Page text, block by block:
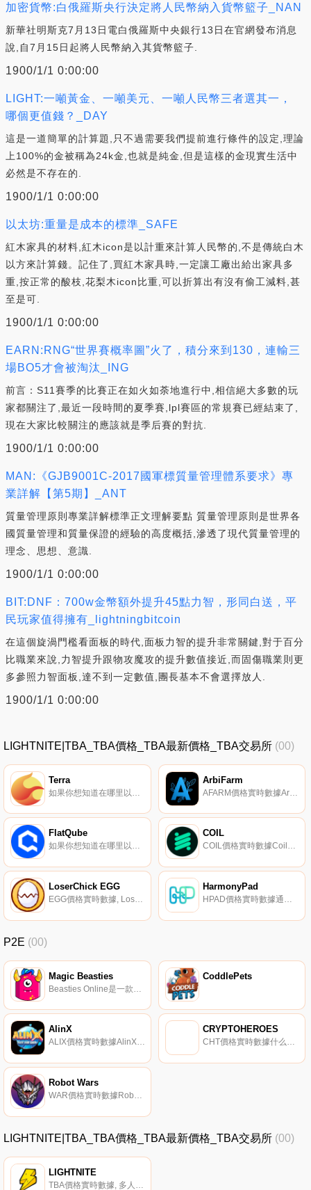
加密貨幣:白俄羅斯央行決定將人民幣納入貨幣籃子_NAN
新華社明斯克7月13日電白俄羅斯中央銀行13日在官網發布消息
說,自7月15日起將人民幣納入其貨幣籃子.
1900/1/1 0:00:00
LIGHT:一噸黃金、一噸美元、一噸人民幣三者選其一，
哪個更值錢？_DAY
這是一道簡單的計算題,只不過需要我們提前進行條件的設定,理論
上100%的金被稱為24k金,也就是純金,但是這樣的金現實生活中
必然是不存在的.
1900/1/1 0:00:00
以太坊:重量是成本的標準_SAFE
紅木家具的材料,紅木icon是以計重來計算人民幣的,不是傳統白木
以方來計算錢。記住了,買紅木家具時,一定讓工廠出給出家具多
重,按正常的酸枝,花梨木icon比重,可以折算出有沒有偷工減料,甚
至是可.
1900/1/1 0:00:00
EARN:RNG“世界賽概率圖”火了，積分來到130，連輸三
場BO5才會被淘汰_ING
前言：S11賽季的比賽正在如火如荼地進行中,相信絕大多數的玩
家都關注了,最近一段時間的夏季賽,lpl賽區的常規賽已經結束了,
現在大家比較關注的應該就是季后賽的對抗.
1900/1/1 0:00:00
MAN:《GJB9001C-2017國軍標質量管理體系要求》專
業詳解【第5期】_ANT
質量管理原則專業詳解標準正文理解要點 質量管理原則是世界各
國質量管理和質量保證的經驗的高度概括,滲透了現代質量管理的
理念、思想、意識.
1900/1/1 0:00:00
BIT:DNF：700w金幣額外提升45點力智，形同白送，平
民玩家值得擁有_lightningbitcoin
在這個旋渦門檻看面板的時代,面板力智的提升非常關鍵,對于百分
比職業來說,力智提升跟物攻魔攻的提升數值接近,而固傷職業則更
多參照力智面板,達不到一定數值,團長基本不會選擇放人.
1900/1/1 0:00:00
LIGHTNITE|TBA_TBA價格_TBA最新價格_TBA交易所 (00)
Terra ArbiFarm
FlatQube
如果你想知道在哪里以當前價格購買FlatQube,目前交易{FlatQube]股票的頂級加密貨幣交易所是FlatQubeexchange。您可以在我們的加密貨幣交易所頁面上找到其他列表.
COIL
COIL價格實時數據Coil是一種彈性供應加密貨幣,旨在每23小時根據市場供求情況進行調整。它聲稱與比特幣和其他資產的相關性較小,使其成為投資組合對沖資產和DeFi抵押品資產.
LoserChick EGG
EGG價格實時數據, LoserChick是一款3D“爪鶴”在線游戲,由表情符號DAO創建,集成了易于使用、高度可玩且經過驗證的功能；爪式起重機”；游戲模型,基于GameFi的金融屬性,如流動性挖掘、NFT賭注挖掘、資產交易等一些功能.
HarmonyPad
HPAD價格實時數據通貨緊縮和諧發射臺.
P2E (00)
Magic Beasties CoddlePets
AlinX
ALIX價格實時數據AlinX.io是一個通過將NFT納入BSC生態系統中的游戲而構建的游戲和賺取平臺。在這里,玩家可以找到很多不同類型的游戲,在業余時間獲得娛樂,尤其是通過擁有高價值的NFT來賺取額外的一部分收入.
CRYPTOHEROES
CHT價格實時數據什么是密碼英雄？CryptoHeroes是一款季節性的rpg、pvp游戲,已經贏得了來自世界各地5000多名玩家的信任。游戲最成功的第三季在前100名獲勝者中分發了22個ETH,在分發時金額超過60000美元。在以太坊的高峰期；隨著游戲的增長,獎金池超過了10萬美元.
Robot Wars
WAR價格實時數據Robot Wars（WAR）是一種加密貨幣,在BNB智能鏈（BEP20）平臺上運營。Robot Wars目前的供應量為100000000,其中0正在流通。最近已知的Robot Wars價格為0.0029106美元,在過去24小時內上漲了0.08美元.
LIGHTNITE|TBA_TBA價格_TBA最新價格_TBA交易所 (00)
LIGHTNITE